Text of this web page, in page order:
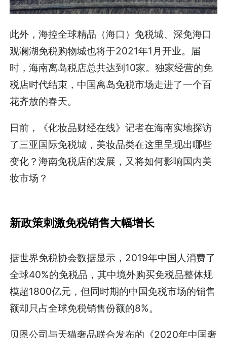
此外，海控全球精品（海口）免税城、深免海口
观澜湖免税购物城也将于2021年1月开业。届
时，海南离岛税店总共达到10家。独家经营的免
税店时代结束，中国离岛免税市场走进了一个百
花齐放的春天。
日前，《化妆品财经在线》记者在海南实地探访
了三亚国际免税城，美妆品类在这里呈现出哪些
变化？海南免税店的发展，又将如何影响国内美
妆市场？
新政策刺激免税销售大幅增长
据世界免税协会数据显示，2019年中国人消费了
全球40%的免税品，其中境外购买免税品整体规
模超1800亿元，但同时期的中国免税市场的销售
额却只占全球免税销售份额的8%。
贝恩公司与天猫奢品联合发布的《2020年中国奢